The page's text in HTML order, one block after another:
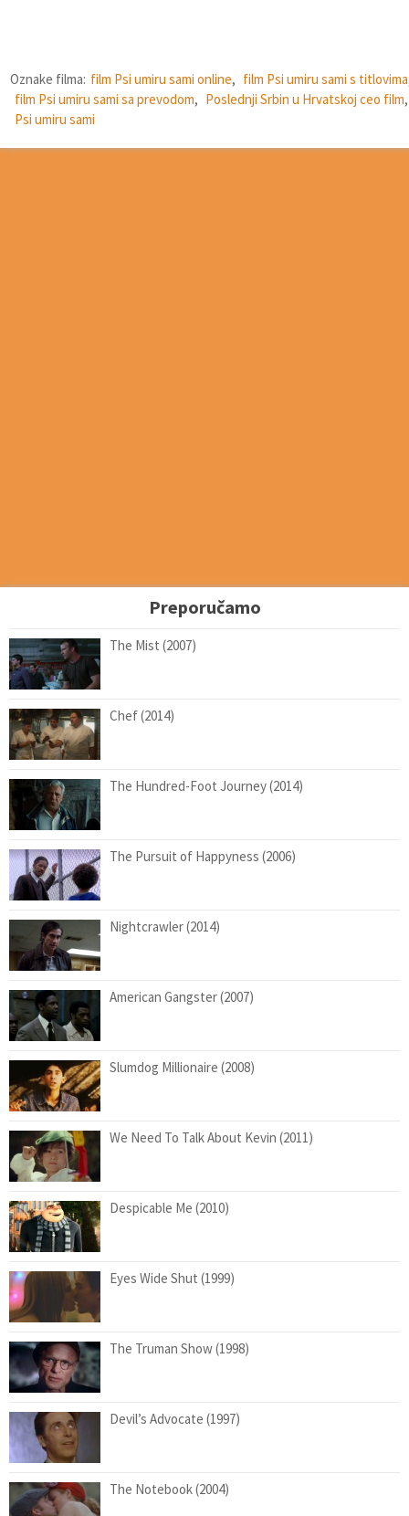
Oznake filma: film Psi umiru sami online, film Psi umiru sami s titlovima
film Psi umiru sami sa prevodom, Poslednji Srbin u Hrvatskoj ceo film,
Psi umiru sami
Preporučamo
The Mist (2007)
Chef (2014)
The Hundred-Foot Journey (2014)
The Pursuit of Happyness (2006)
Nightcrawler (2014)
American Gangster (2007)
Slumdog Millionaire (2008)
We Need To Talk About Kevin (2011)
Despicable Me (2010)
Eyes Wide Shut (1999)
The Truman Show (1998)
Devil’s Advocate (1997)
The Notebook (2004)